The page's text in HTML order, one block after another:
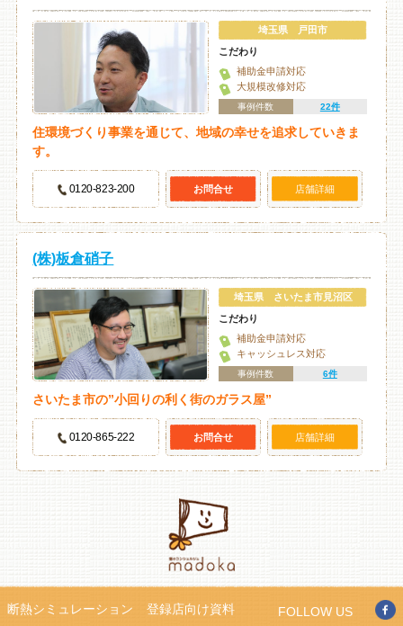
埼玉県 戸田市
こだわり
補助金申請対応
大規模改修対応
事例件数 22件
住環境づくり事業を通じて、地域の幸せを追求していきま
す。
0120-823-200 お問合せ 店舗詳細
(株)板倉硝子
埼玉県 さいたま市見沼区
こだわり
補助金申請対応
キャッシュレス対応
事例件数 6件
さいたま市の”小回りの利く街のガラス屋”
0120-865-222 お問合せ 店舗詳細
断熱シミュレーション 登録店向け資料 FOLLOW US